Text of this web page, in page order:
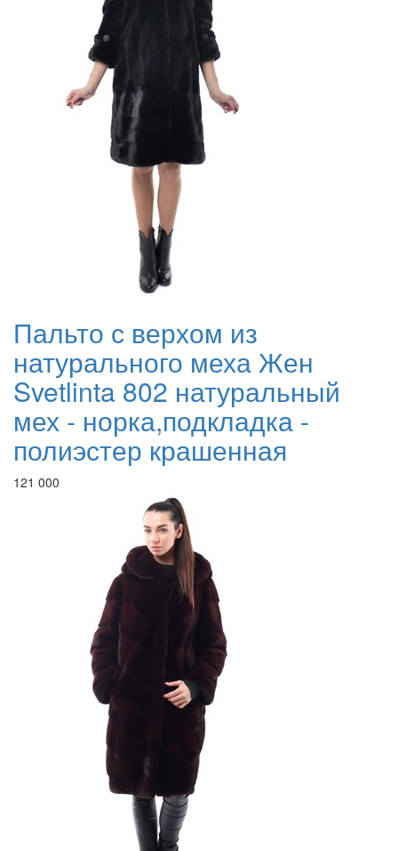
Пальто с верхом из
натурального меха Жен
Svetlinta 802 натуральный
мех - норка,подкладка -
полиэстер крашенная
121 000